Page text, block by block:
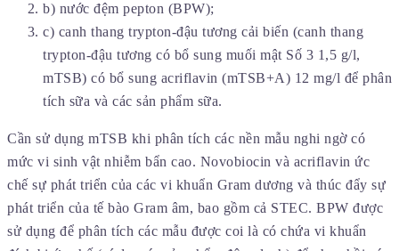
b) nước đệm pepton (BPW);
c) canh thang trypton-đậu tương cải biến (canh thang
trypton-đậu tương có bổ sung muối mật Số 3 1,5 g/l,
mTSB) có bổ sung acriflavin (mTSB+A) 12 mg/l để phân
tích sữa và các sản phẩm sữa.
Cần sử dụng mTSB khi phân tích các nền mẫu nghi ngờ có
mức vi sinh vật nhiễm bẩn cao. Novobiocin và acriflavin ức
chế sự phát triển của các vi khuẩn Gram dương và thúc đẩy sự
phát triển của tế bào Gram âm, bao gồm cả STEC. BPW được
sử dụng để phân tích các mẫu được coi là có chứa vi khuẩn